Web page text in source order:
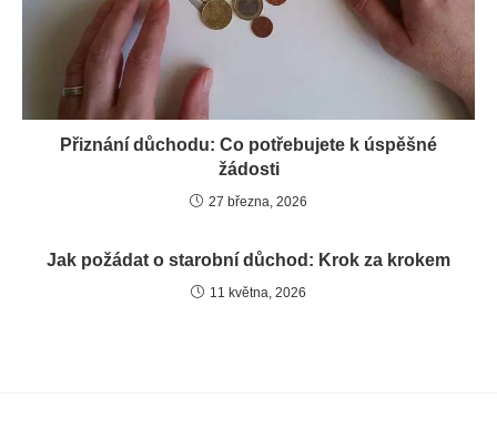
Přiznání důchodu: Co potřebujete k úspěšné
žádosti
27 března, 2026
Jak požádat o starobní důchod: Krok za krokem
11 května, 2026